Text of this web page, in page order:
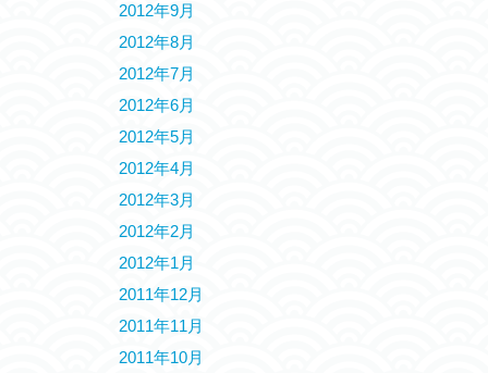
2012年9月
2012年8月
2012年7月
2012年6月
2012年5月
2012年4月
2012年3月
2012年2月
2012年1月
2011年12月
2011年11月
2011年10月